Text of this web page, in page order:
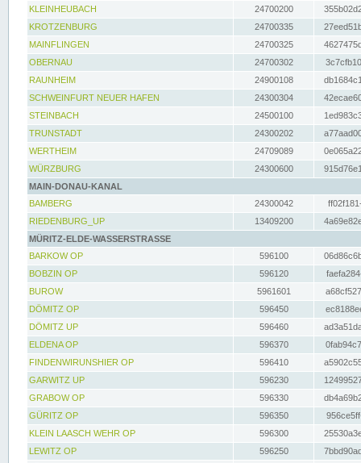
KLEINHEUBACH 24700200
KROTZENBURG
24700335
MAINFLINGEN
24700325
OBERNAU
24700302
RAUNHEIM
24900108
SCHWEINFURT NEUER HAFEN
24300304
STEINBACH
24500100
TRUNSTADT
24300202
WERTHEIM
24709089
WÜRZBURG
24300600
MAIN-DONAU-KANAL
BAMBERG
24300042
RIEDENBURG_UP
13409200
MÜRITZ-ELDE-WASSERSTRASSE
BARKOW OP
596100
BOBZIN OP
596120
BUROW
5961601
DÖMITZ OP
596450
DÖMITZ UP
596460
ELDENA OP
596370
FINDENWIRUNSHIER OP
596410
GARWITZ UP
596230
GRABOW OP
596330
GÜRITZ OP
596350
KLEIN LAASCH WEHR OP
596300
LEWITZ OP
596250